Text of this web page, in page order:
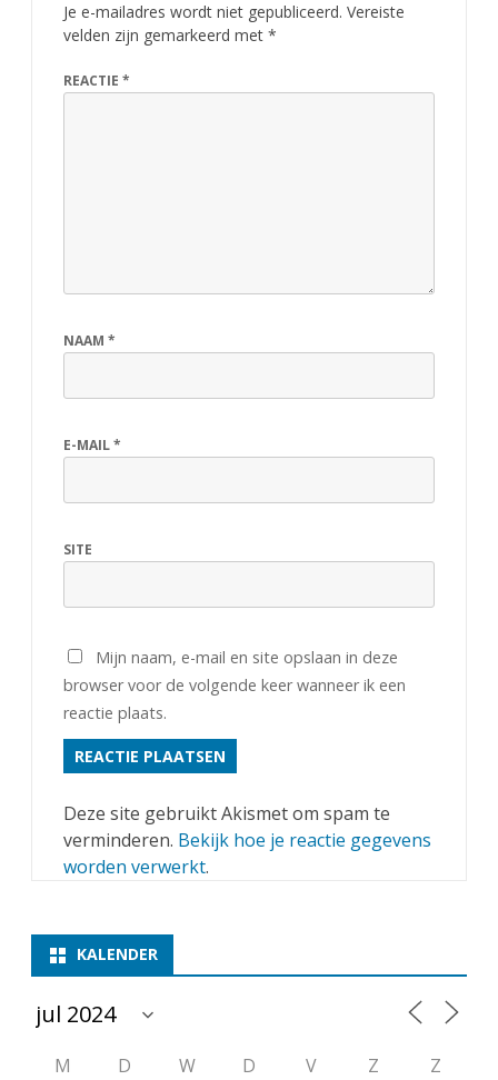
Je e-mailadres wordt niet gepubliceerd. Vereiste
velden zijn gemarkeerd met *
REACTIE *
NAAM *
E-MAIL*
SITE
Mijn naam, e-mail en site opslaan in deze
browser voor de volgende keer wanneer ik een
reactie plaats.
Deze site gebruikt Akismet om spam te
verminderen. Bekijk hoe je reactie gegevens
worden verwerkt.
KALENDER
M D W D V Z
Z